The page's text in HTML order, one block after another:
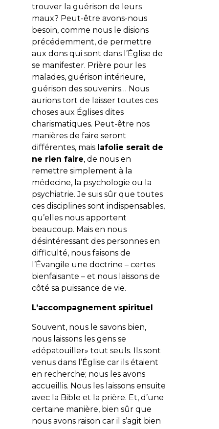
trouver la guérison de leurs
maux? Peut-être avons-nous
besoin, comme nous le disions
précédemment, de permettre
aux dons qui sont dans l’Église de
se manifester. Prière pour les
malades, guérison intérieure,
guérison des souvenirs… Nous
aurions tort de laisser toutes ces
choses aux Églises dites
charismatiques. Peut-être nos
manières de faire seront
différentes, mais lafolie serait de
ne rien faire, de nous en
remettre simplement à la
médecine, la psychologie ou la
psychiatrie. Je suis sûr que toutes
ces disciplines sont indispensables,
qu’elles nous apportent
beaucoup. Mais en nous
désintéressant des personnes en
difficulté, nous faisons de
l’Évangile une doctrine – certes
bienfaisante – et nous laissons de
côté sa puissance de vie.
L’accompagnement spirituel
Souvent, nous le savons bien,
nous laissons les gens se
«dépatouiller» tout seuls. Ils sont
venus dans l’Église car ils étaient
en recherche; nous les avons
accueillis. Nous les laissons ensuite
avec la Bible et la prière. Et, d’une
certaine manière, bien sûr que
nous avons raison car il s’agit bien